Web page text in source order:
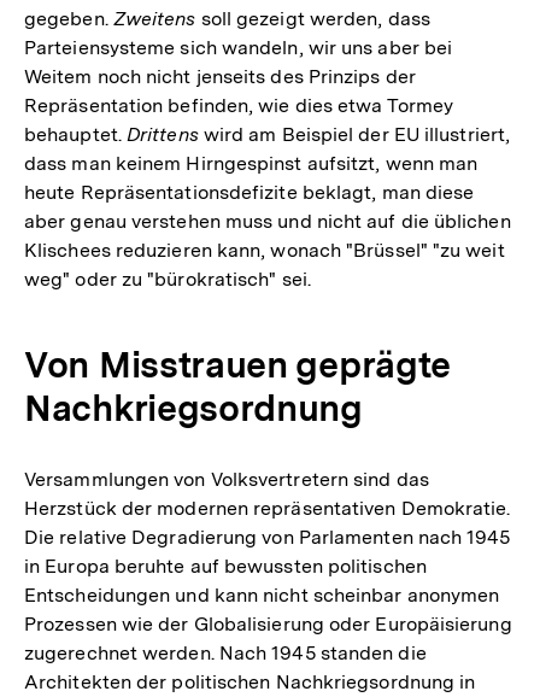
gegeben. Zweitens soll gezeigt werden, dass
Parteiensysteme sich wandeln, wir uns aber bei
Weitem noch nicht jenseits des Prinzips der
Repräsentation befinden, wie dies etwa Tormey
behauptet. Drittenswird am Beispiel der EU illustriert,
dass man keinem Hirngespinst aufsitzt, wenn man
heute Repräsentationsdefizite beklagt, man diese
aber genau verstehen muss und nicht auf die üblichen
Klischees reduzieren kann, wonach "Brüssel" "zu weit
weg" oder zu "bürokratisch" sei.
Von Misstrauen geprägte
Nachkriegsordnung
Versammlungen von Volksvertretern sind das
Herzstück der modernen repräsentativen Demokratie.
Die relative Degradierung von Parlamenten nach 1945
in Europa beruhte auf bewussten politischen
Entscheidungen und kann nicht scheinbar anonymen
Prozessen wie der Globalisierung oder Europäisierung
zugerechnet werden. Nach 1945 standen die
Architekten der politischen Nachkriegsordnung in